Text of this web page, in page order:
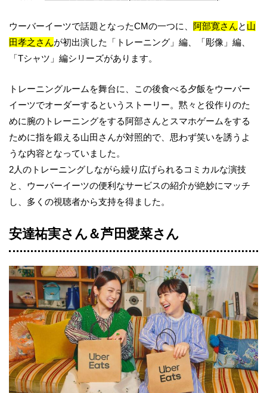
ウーバーイーツで話題となったCMの一つに、 阿部寛さんと 山
田孝之さんが初出演した「トレーニング」編、「彫像」編、
「Tシャツ」編シリーズがあります。
トレーニングルームを舞台に、この後食べる夕飯をウーバー
イーツでオーダーするというストーリー。黙々と役作りのた
めに腕のトレーニングをする阿部さんとスマホゲームをする
ために指を鍛える山田さんが対照的で、思わず笑いを誘うよ
うな内容となっていました。
2人のトレーニングしながら繰り広げられるコミカルな演技
と、ウーバーイーツの便利なサービスの紹介が絶妙にマッチ
し、多くの視聴者から支持を得ました。
安達祐実さん＆芦田愛菜さん